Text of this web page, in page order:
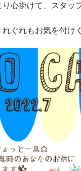
り心掛けて、スタ
ぐれもお気を付け